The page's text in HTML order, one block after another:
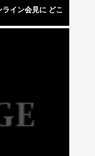
イン会見に どこ